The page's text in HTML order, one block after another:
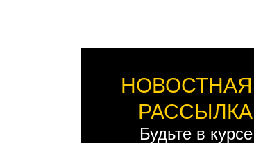
НОВОСТНАЯ
РАССЫЛКА
Будьте в курсе